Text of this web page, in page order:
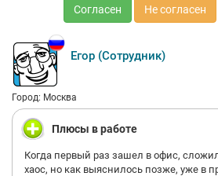
Согласен Не согласен
Егор (Сотрудник)
Город: Москва
Плюсы в работе
Когда первый раз зашел в офис,
хаос, но как выяснилось позже, уже в